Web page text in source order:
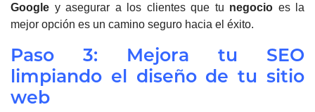
Google y asegurar a los clientes que tu negocio es la
mejor opción es un camino seguro hacia el éxito.
Paso 3: Mejora tu SEO
limpiando el diseño de tu sitio
web